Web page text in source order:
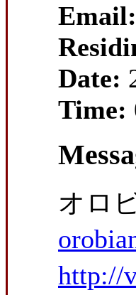
Email:
Date:
Time:
オロ
http://